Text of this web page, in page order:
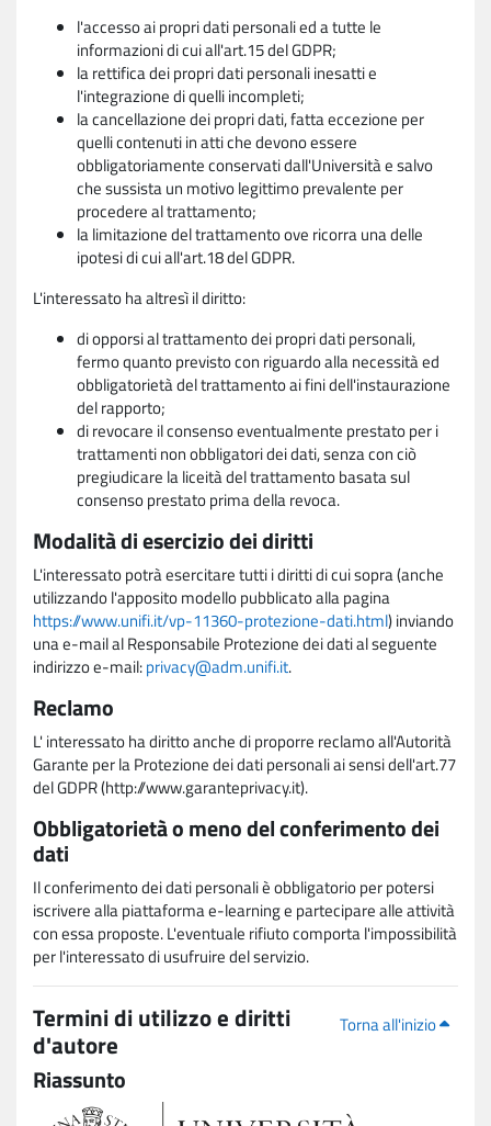
l'accesso ai propri dati personali ed a tutte le
informazioni di cui all'art.15 del GDPR;
la rettifica dei propri dati personali inesatti e
l'integrazione di quelli incompleti;
la cancellazione dei propri dati, fatta eccezione per
quelli contenuti in atti che devono essere
obbligatoriamente conservati dall'Università e salvo
che sussista un motivo legittimo prevalente per
procedere al trattamento;
la limitazione del trattamento ove ricorra una delle
ipotesi di cui all'art.18 del GDPR.
L'interessato ha altresì il diritto:
di opporsi al trattamento dei propri dati personali,
fermo quanto previsto con riguardo alla necessità ed
obbligatorietà del trattamento ai fini dell'instaurazione
del rapporto;
di revocare il consenso eventualmente prestato per i
trattamenti non obbligatori dei dati, senza con ciò
pregiudicare la liceità del trattamento basata sul
consenso prestato prima della revoca.
Modalità di esercizio dei diritti
L'interessato potrà esercitare tutti i diritti di cui sopra (anche
utilizzando l'apposito modello pubblicato alla pagina
https://www.unifi.it/vp-11360-protezione-dati.html) inviando
una e-mail al Responsabile Protezione dei dati al seguente
indirizzo e-mail:privacy@adm.unifi.it.
Reclamo
L' interessato ha diritto anche di proporre reclamo all'Autorità
Garante per la Protezione dei dati personali ai sensi dell'art.77
del GDPR (http://www.garanteprivacy.it).
Obbligatorietà o meno del conferimento dei
dati
Il conferimento dei dati personali è obbligatorio per potersi
iscrivere alla piattaforma e-learning e partecipare alle attività
con essa proposte. L'eventuale rifiuto comporta l'impossibilità
per l'interessato di usufruire del servizio.
Torna all'inizio
Termini di utilizzo e diritti
d'autore
Riassunto